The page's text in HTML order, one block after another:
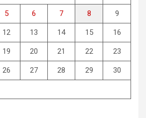
5 6 7 8 9
12 13 14 15 16
19 20 21 22 23
26 27 28 29 30